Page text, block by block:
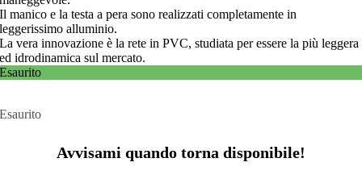
Il manico e la testa a pera sono realizzati completamente in
leggerissimo alluminio.
La vera innovazione è la rete in PVC, studiata per essere la più leggera
ed idrodinamica sul mercato.
Esaurito
Esaurito
Avvisami quando torna disponibile!